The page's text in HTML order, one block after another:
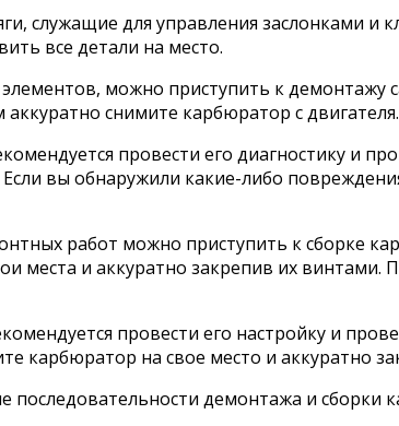
служащие для управления заслонками
все детали на место.
можно приступить к
снимите карбюратор с двигателя.
провести его диагностику и
вы обнаружили какие-либо
работ можно приступить к сборке
места и аккуратно закрепив их
провести его настройку и
карбюратор на свое место и аккуратно
демонтажа и